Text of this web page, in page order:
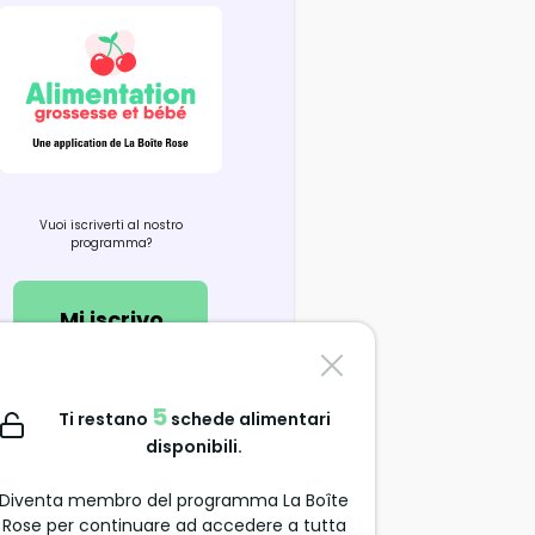
Vuoi iscriverti al nostro
programma?
Mi iscrivo
Contattaci
support@alimentation-
Ti restano 5schede alimentari
disponibili.
Diventa membro del programma La Boîte
Rose per continuare ad accedere a tutta